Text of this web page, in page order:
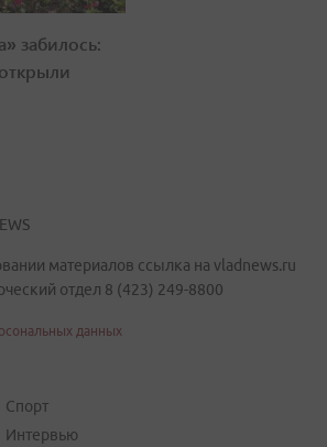
забилось:
материалов ссылка на vladnews.ru
отдел 8 (423) 249-8800
данных
Спорт
Интервью